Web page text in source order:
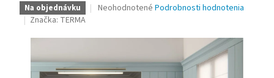
Na objednávku
Priemerné
je
z
Neohodnotené Podrobnosti hodnotenia
Značka: TERMA